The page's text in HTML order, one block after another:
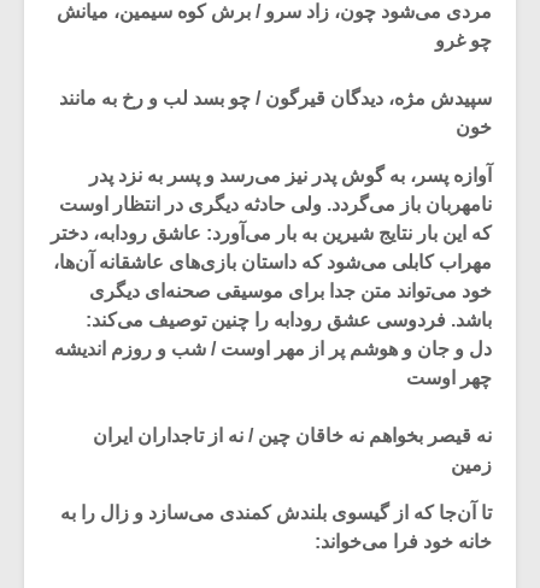
مردی می‌شود چون، زاد سرو / برش کوه سیمین، میانش
چو غرو
سپیدش مژه، دیدگان قیرگون / چو بسد لب و رخ به مانند
خون
آوازه پسر، به گوش پدر نیز می‌رسد و پسر به نزد پدر
نامهربان باز می‌گردد. ولی حادثه دیگری در انتظار اوست
که این بار نتایج شیرین به بار می‌آورد: عاشق رودابه، دختر
مهراب کابلی می‌شود که داستان بازی‌های عاشقانه آن‌ها،
خود می‌تواند متن جدا برای موسیقی صحنه‌ای دیگری
باشد. فردوسی عشق رودابه را چنین توصیف می‌کند:
دل و جان و هوشم پر از مهر اوست / شب و روزم اندیشه
چهر اوست
نه قیصر بخواهم نه خاقان چین / نه از تاجداران ایران
زمین
تا آن‌جا که از گیسوی بلندش کمندی می‌سازد و زال را به
خانه خود فرا می‌خواند: